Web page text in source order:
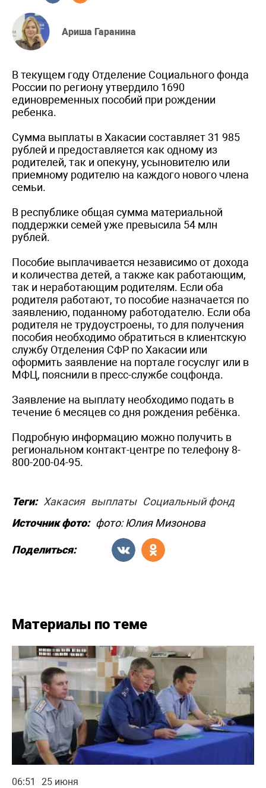
Ариша Гаранина
В текущем году Отделение Социального фонда
России по региону утвердило 1690
единовременных пособий при рождении
ребенка.
Сумма выплаты в Хакасии составляет 31 985
рублей и предоставляется как одному из
родителей, так и опекуну, усыновителю или
приемному родителю на каждого нового члена
семьи.
В республике общая сумма материальной
поддержки семей уже превысила 54 млн
рублей.
Пособие выплачивается независимо от дохода
и количества детей, а также как работающим,
так и неработающим родителям. Если оба
родителя работают, то пособие назначается по
заявлению, поданному работодателю. Если оба
родителя не трудоустроены, то для получения
пособия необходимо обратиться в клиентскую
службу Отделения СФР по Хакасии или
оформить заявление на портале госуслуг или в
МФЦ, пояснили в пресс-службе соцфонда.
Заявление на выплату необходимо подать в
течение 6 месяцев со дня рождения ребёнка.
Подробную информацию можно получить в
региональном контакт-центре по телефону 8-
800-200-04-95.
Теги: Хакасия выплаты Социальный фонд
Источник фото: фото: Юлия Мизонова
Поделиться:
Материалы по теме
06:51 25 июня